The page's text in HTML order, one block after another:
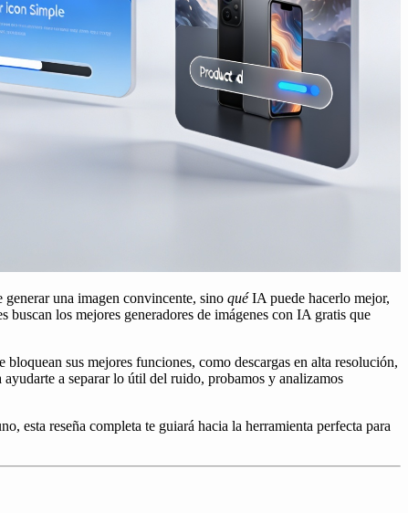
una imagen convincente, sino quéIA puede hacerlo mejor,
los mejores generadores de imágenes con IA gratis que
sus mejores funciones, como descargas en alta resolución,
a separar lo útil del ruido, probamos y analizamos
esta reseña completa te guiará hacia la herramienta perfecta para